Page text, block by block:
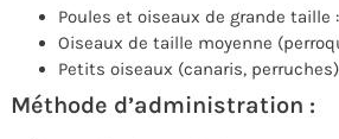
Poules et oiseaux de grande taille
Oiseaux de taille moyenne
Petits oiseaux (canaris,
Méthode d’administration :